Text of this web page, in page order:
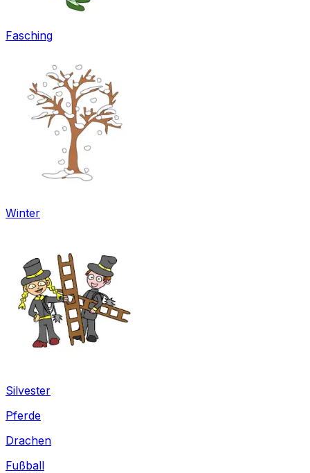
Fasching
Winter
Silvester
Pferde
Drachen
Fußball